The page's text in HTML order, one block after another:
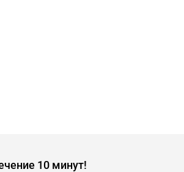
10 минут!